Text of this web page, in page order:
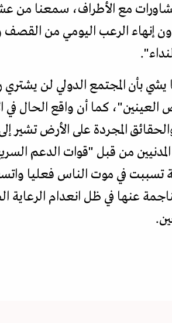
مع الأطراف، سمعنا من
إنهاء الرعب اليومي من القصف
بأن المجتمع الدولي لن يشتري
العينين"، كما أن واقع الحال
المجردة على الأرض تشير
من قبل "قوات الدعم
تسببت في موت الناس فعليا
عنها في ظل انعدام الرعاية